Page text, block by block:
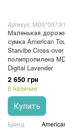
Артикул: MD5*007;81
Маленькая
сумка American
Starvibe Cross-over
полипропилена
Digital Lavender
2 650 грн
В наличии
Купить
Бренд